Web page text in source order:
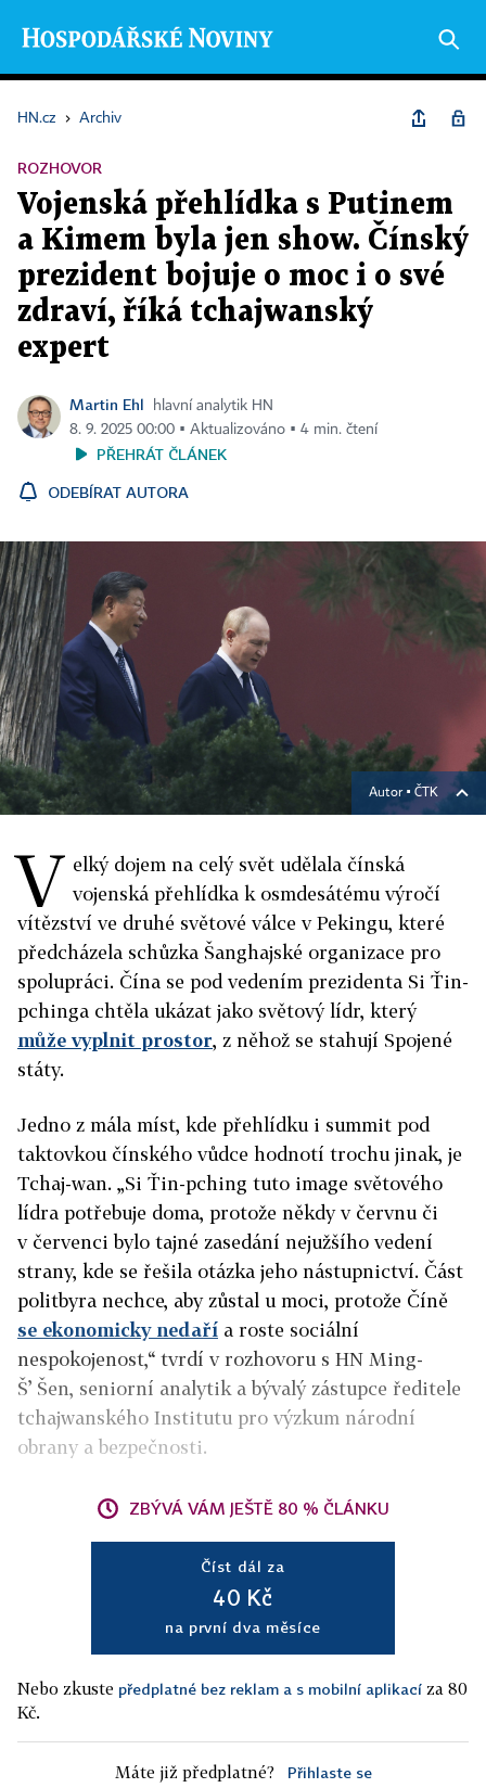
HN.cz › Archiv
ROZHOVOR
Vojenská přehlídka s Putinem
a Kimem byla jen show. Čínský
prezident bojuje o moc i o své
zdraví, říká tchajwanský
expert
Martin Ehl
hlavní analytik HN
8. 9. 2025 00:00 ▪ Aktualizováno ▪ 4 min. čtení
PŘEHRÁT ČLÁNEK
ODEBÍRAT AUTORA
Autor ▪ ČTK
V elký dojem na celý svět udělala čínská
vojenská přehlídka k osmdesátému výročí
vítězství ve druhé světové válce v Pekingu, které
předcházela schůzka Šanghajské organizace pro
spolupráci. Čína se pod vedením prezidenta Si Ťin-
pchinga chtěla ukázat jako světový lídr, který
může vyplnit prostor, z něhož se stahují Spojené
státy.
Jedno z mála míst, kde přehlídku i summit pod
taktovkou čínského vůdce hodnotí trochu jinak, je
Tchaj-wan. „Si Ťin-pching tuto image světového
lídra potřebuje doma, protože někdy v červnu či
v červenci bylo tajné zasedání nejužšího vedení
strany, kde se řešila otázka jeho nástupnictví. Část
politbyra nechce, aby zůstal u moci, protože Číně
se ekonomicky nedaří a roste sociální
nespokojenost,“ tvrdí v rozhovoru s HN Ming-
Š’ Šen, seniorní analytik a bývalý zástupce ředitele
tchajwanského Institutu pro výzkum národní
obrany a bezpečnosti.
ZBÝVÁ VÁM JEŠTĚ 80 % ČLÁNKU
Číst dál za
40 Kč
na první dva měsíce
Nebo zkuste předplatné bez reklam a s mobilní aplikací za 80
Kč.
Máte již předplatné? Přihlaste se